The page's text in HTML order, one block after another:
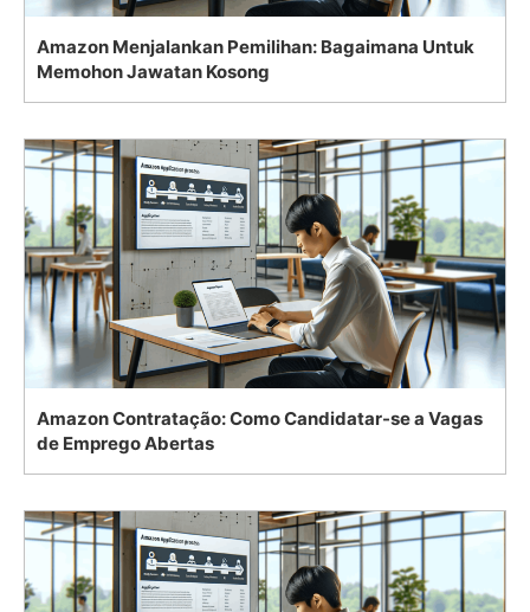
Amazon Menjalankan Pemilihan: Bagaimana Untuk
Memohon Jawatan Kosong
Amazon Contratação: Como Candidatar-se a Vagas
de Emprego Abertas